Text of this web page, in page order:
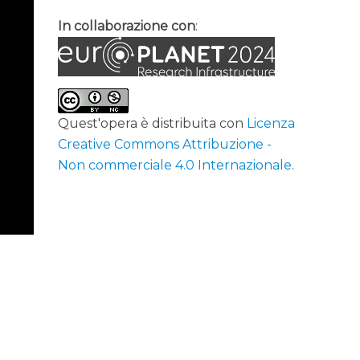
In collaborazione con:
Quest'opera è distribuita con Licenza
Creative Commons Attribuzione -
Non commerciale 4.0 Internazionale.